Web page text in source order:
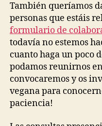
También queríamos
personas que estáis
formulario de
todavía no estemos
cuanto haga un poco
podamos reunirnos
convocaremos y os
vegana para
paciencia!